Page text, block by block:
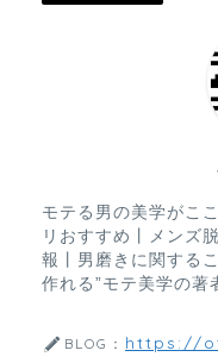
モテる男の美学がこ
リおすすめ丨メンズ
報丨男磨きに関する
作れる”モテ美学の著
BLOG： https://